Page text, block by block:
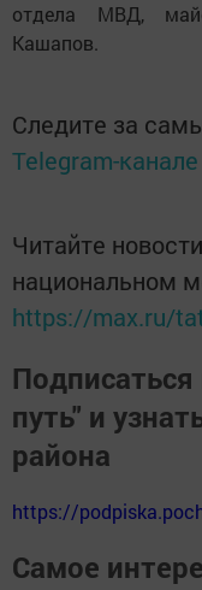
отдела МВД,
Кашапов.
Следите за
Telegram-канале
Читайте
национальном
https://max.ru/
Подписаться
путь" и
района
https://
Самое